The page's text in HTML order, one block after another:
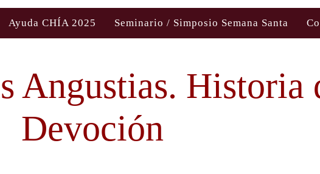
Ayuda CHÍA 2025 Seminario / Simposio Semana Santa
Angustias. Historia
Devoción